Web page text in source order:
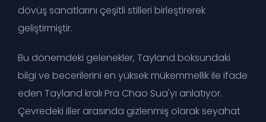
dövüş sanatlarını çeşitli stilleri birleştirerek
geliştirmiştir.
Bu dönemdeki gelenekler, Tayland boksundaki
bilgi ve becerilerini en yüksek mükemmellik ile ifade
eden Tayland kralı Pra Chao Sua'yı anlatıyor.
Çevredeki iller arasında gizlenmiş olarak seyahat